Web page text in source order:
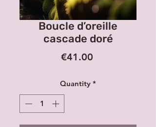
Boucle d’oreille
cascade doré
€41.00Price
Quantity *